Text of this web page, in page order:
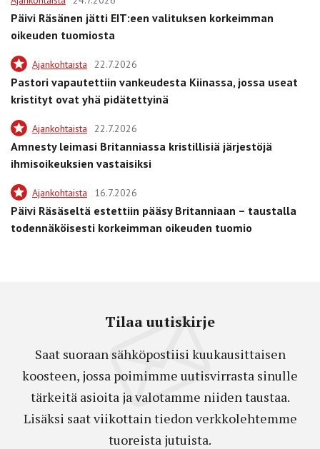
Päivi Räsänen jätti EIT:een valituksen korkeimman
oikeuden tuomiosta
Ajankohtaista 22.7.2026
Pastori vapautettiin vankeudesta Kiinassa, jossa useat
kristityt ovat yhä pidätettyinä
Ajankohtaista 22.7.2026
Amnesty leimasi Britanniassa kristillisiä järjestöjä
ihmisoikeuksien vastaisiksi
Ajankohtaista 16.7.2026
Päivi Räsäseltä estettiin pääsy Britanniaan – taustalla
todennäköisesti korkeimman oikeuden tuomio
Tilaa uutiskirje
Saat suoraan sähköpostiisi kuukausittaisen
koosteen, jossa poimimme uutisvirrasta sinulle
tärkeitä asioita ja valotamme niiden taustaa.
Lisäksi saat viikottain tiedon verkkolehtemme
tuoreista jutuista.